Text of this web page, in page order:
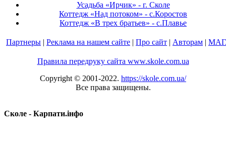
Усадьба «Ирчик» - г. Сколе
Коттедж «Над потоком» - с.Коростов
Коттедж «В трех братьев» - с.Плавье
Партнеры | Реклама на нашем сайте | Про сайт | Авторам |
Правила передруку сайта www.skole.com.ua
Copyright © 2001-2022. https://skole.com.ua/
Все права защищены.
Сколе - Карпати.інфо